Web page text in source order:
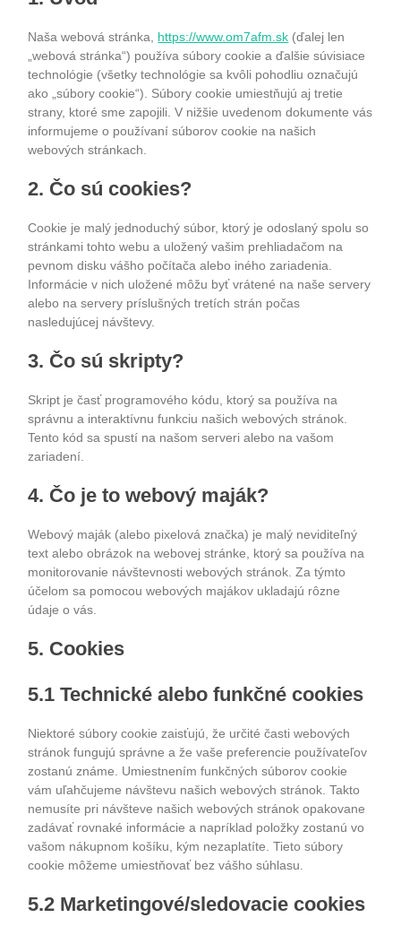
Naša webová stránka, https://www.om7afm.sk (ďalej len
„webová stránka“) používa súbory cookie a ďalšie súvisiace
technológie (všetky technológie sa kvôli pohodliu označujú
ako „súbory cookie“). Súbory cookie umiestňujú aj tretie
strany, ktoré sme zapojili. V nižšie uvedenom dokumente vás
informujeme o používaní súborov cookie na našich
webových stránkach.
2. Čo sú cookies?
Cookie je malý jednoduchý súbor, ktorý je odoslaný spolu so
stránkami tohto webu a uložený vašim prehliadačom na
pevnom disku vášho počítača alebo iného zariadenia.
Informácie v nich uložené môžu byť vrátené na naše servery
alebo na servery príslušných tretích strán počas
nasledujúcej návštevy.
3. Čo sú skripty?
Skript je časť programového kódu, ktorý sa používa na
správnu a interaktívnu funkciu našich webových stránok.
Tento kód sa spustí na našom serveri alebo na vašom
zariadení.
4. Čo je to webový maják?
Webový maják (alebo pixelová značka) je malý neviditeľný
text alebo obrázok na webovej stránke, ktorý sa používa na
monitorovanie návštevnosti webových stránok. Za týmto
účelom sa pomocou webových majákov ukladajú rôzne
údaje o vás.
5. Cookies
5.1 Technické alebo funkčné cookies
Niektoré súbory cookie zaisťujú, že určité časti webových
stránok fungujú správne a že vaše preferencie používateľov
zostanú známe. Umiestnením funkčných súborov cookie
vám uľahčujeme návštevu našich webových stránok. Takto
nemusíte pri návšteve našich webových stránok opakovane
zadávať rovnaké informácie a napríklad položky zostanú vo
vašom nákupnom košíku, kým nezaplatíte. Tieto súbory
cookie môžeme umiestňovať bez vášho súhlasu.
5.2 Marketingové/sledovacie cookies